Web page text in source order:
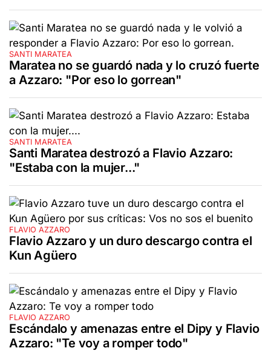
SANTI MARATEA
Maratea no se guardó nada y lo cruzó fuerte
a Azzaro: "Por eso lo gorrean"
SANTI MARATEA
Santi Maratea destrozó a Flavio Azzaro:
"Estaba con la mujer..."
FLAVIO AZZARO
Flavio Azzaro y un duro descargo contra el
Kun Agüero
FLAVIO AZZARO
Escándalo y amenazas entre el Dipy y Flavio
Azzaro: "Te voy a romper todo"